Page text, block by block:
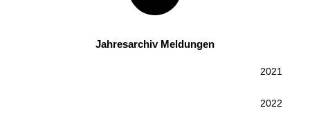
Jahresarchiv Meldungen
2021
2022